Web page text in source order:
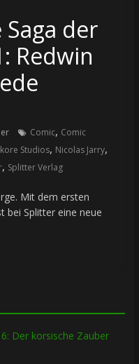
Saga der
Redwin
Comic, Comic
Studios, Nicolas Jarry,
, Splitter Verlag
Mit dem ersten
bei Splitter eine neue
Der korsische Zauber